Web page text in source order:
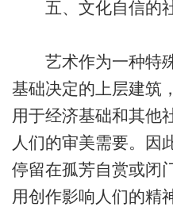
五、文化自信的
艺术作为一种特殊
基础决定的上层建筑
用于经济基础和其他
人们的审美需要。因
停留在孤芳自赏或闭
用创作影响人们的精